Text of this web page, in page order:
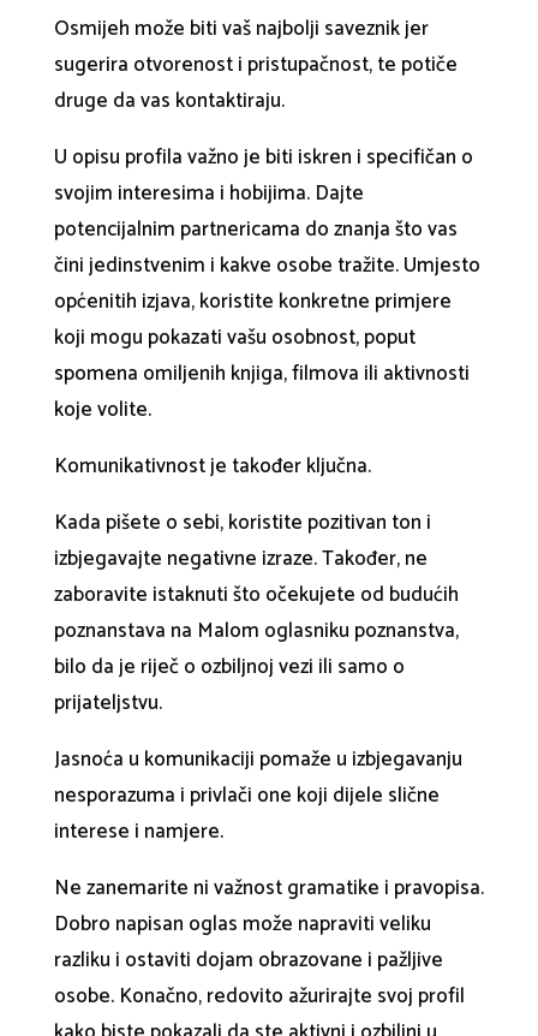
Osmijeh može biti vaš najbolji saveznik jer
sugerira otvorenost i pristupačnost, te potiče
druge da vas kontaktiraju.
U opisu profila važno je biti iskren i specifičan o
svojim interesima i hobijima. Dajte
potencijalnim partnericama do znanja što vas
čini jedinstvenim i kakve osobe tražite. Umjesto
općenitih izjava, koristite konkretne primjere
koji mogu pokazati vašu osobnost, poput
spomena omiljenih knjiga, filmova ili aktivnosti
koje volite.
Komunikativnost je također ključna.
Kada pišete o sebi, koristite pozitivan ton i
izbjegavajte negativne izraze. Također, ne
zaboravite istaknuti što očekujete od budućih
poznanstava na Malom oglasniku poznanstva,
bilo da je riječ o ozbiljnoj vezi ili samo o
prijateljstvu.
Jasnoća u komunikaciji pomaže u izbjegavanju
nesporazuma i privlači one koji dijele slične
interese i namjere.
Ne zanemarite ni važnost gramatike i pravopisa.
Dobro napisan oglas može napraviti veliku
razliku i ostaviti dojam obrazovane i pažljive
osobe. Konačno, redovito ažurirajte svoj profil